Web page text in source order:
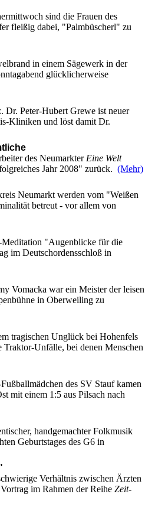
sind die Frauen des
fleißig dabei, "Palmbüscherl" zu
in einem Sägewerk in der
glücklicherweise
Dr. Peter-Hubert Grewe ist neuer
Kliniken und löst damit Dr.
des Neumarkter Eine Welt
Jahr 2008" zurück. (Mehr)
Neumarkt werden vom "Weißen
betreut - vor allem von
"Augenblicke für die
im Deutschordensschloß in
Vomacka war ein Meister der leisen
in Oberweiling zu
tragischen Unglück bei Hohenfels
Traktor-Unfälle, bei denen Menschen
des SV Stauf kamen
mit einem 1:5 aus Pilsach nach
handgemachter Folkmusik
Geburtstages des G6 in
Verhältnis zwischen Ärzten
im Rahmen der Reihe Zeit-